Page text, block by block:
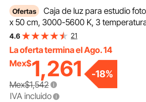
Ofertas
Caja de luz para estudio
x 50 cm, 3000-5600 K, 3
ajustables, kit de carpa para fotografía
fondos, adaptador de corriente, tela
95 para fotografía de productos.
4.6 21
La oferta termina el Ago. 14
Mex$1,261
Mex$1,542
-18%
IVA incluido